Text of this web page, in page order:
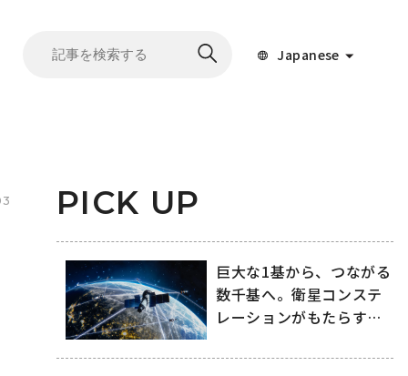
Japanese
PICK UP
巨大な1基から、つながる
数千基へ。衛星コンステ
レーションがもたらす変